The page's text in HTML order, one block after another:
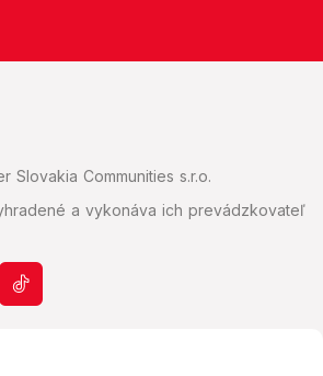
Slovakia Communities s.r.o.
a vykonáva ich prevádzkovateľ